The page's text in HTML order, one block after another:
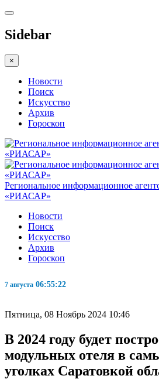
Sidebar
×
Новости
Поиск
Искусство
Архив
Гороскоп
Региональное информационное
«РИАСАР»
Новости
Поиск
Искусство
Архив
Гороскоп
7 августа 06:55:22
Пятница, 08 Ноябрь 2024 10:46
В 2024 году будет
модульных отеля в
уголках Саратовкой